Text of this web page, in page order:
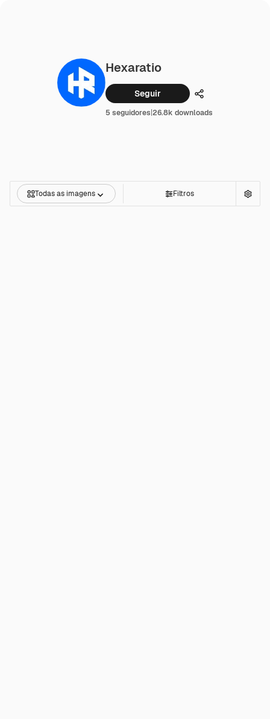
Hexaratio
Seguir Compartilhar
5 seguidores|26.8k downloads
Todas as imagens Filtros